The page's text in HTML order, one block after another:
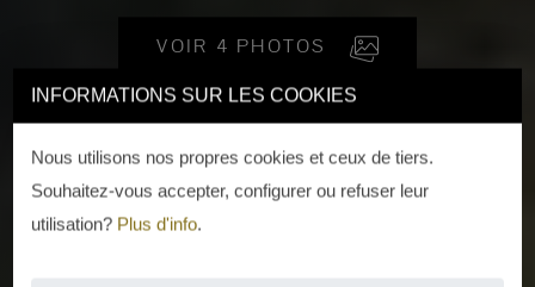
INFORMATIONS SUR LES COOKIES
Nous utilisons nos propres cookies et ceux de tiers.
Souhaitez-vous accepter, configurer ou refuser leur
utilisation? Plus d'info.
VOIR 4 PHOTOS